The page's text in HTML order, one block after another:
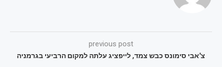
previous post
צ'אבי סימונס כבש צמד, לייפציג עלתה למקום הרביעי בגרמניה